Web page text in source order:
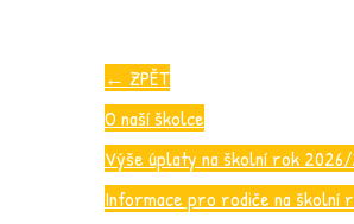
← ZPĚT
O naší školce
Výše úplaty na školní rok
Informace pro rodiče na školní